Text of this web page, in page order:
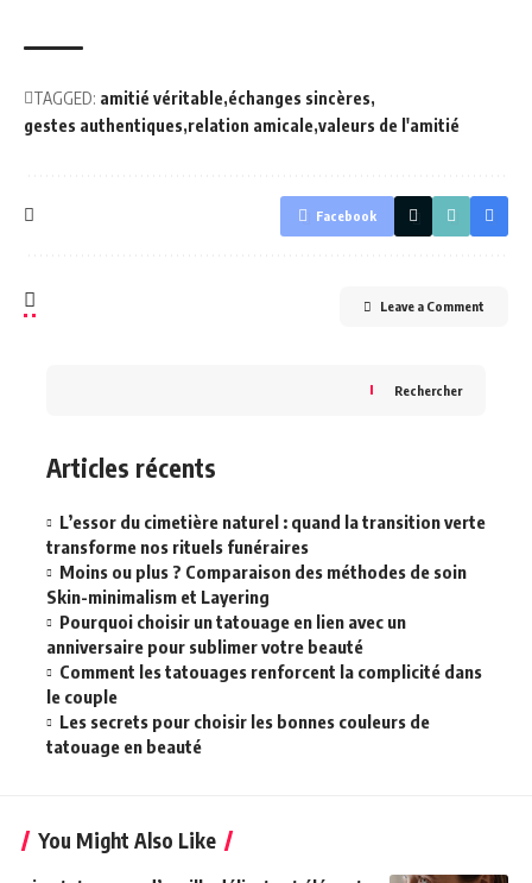
TAGGED: amitié véritable échanges sincères
gestes authentiques relation amicale valeurs de l'amitié
Facebook
Leave a Comment
Rechercher
Articles récents
L’essor du cimetière naturel : quand la transition verte
transforme nos rituels funéraires
Moins ou plus ? Comparaison des méthodes de soin
Skin-minimalism et Layering
Pourquoi choisir un tatouage en lien avec un
anniversaire pour sublimer votre beauté
Comment les tatouages renforcent la complicité dans
le couple
Les secrets pour choisir les bonnes couleurs de
tatouage en beauté
You Might Also Like